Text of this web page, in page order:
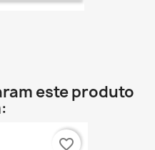
este produto
favorite_border